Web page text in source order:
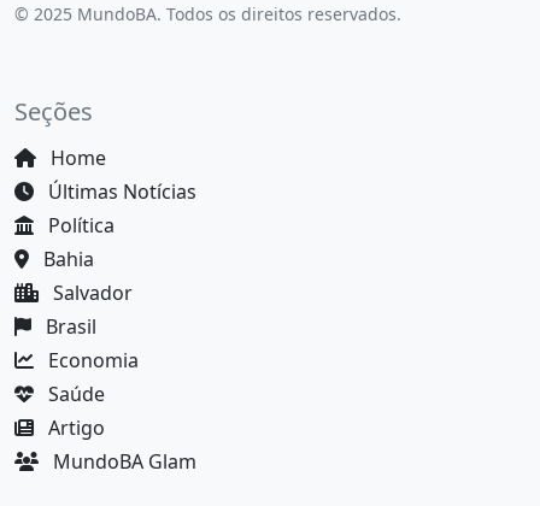
© 2025 MundoBA. Todos os direitos reservados.
Seções
Home
Últimas Notícias
Política
Bahia
Salvador
Brasil
Economia
Saúde
Artigo
MundoBA Glam